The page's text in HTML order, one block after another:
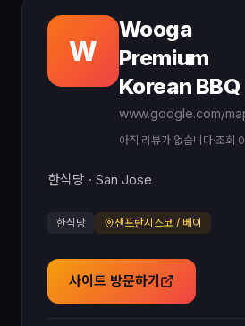
W
Wooga
Premium
Korean BBQ
아직 리뷰가 없습니다·조회 0
한식당 · San Jose
한식당 샌프란시스코 / 베이
사이트 방문하기